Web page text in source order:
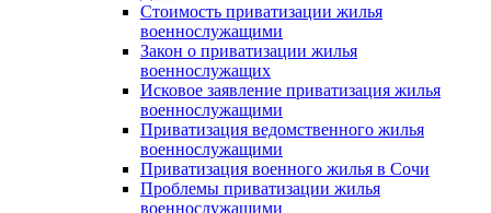
Стоимость приватизации жилья
военнослужащими
Закон о приватизации жилья
военнослужащих
Исковое заявление приватизация жилья
военнослужащими
Приватизация ведомственного жилья
военнослужащими
Приватизация военного жилья в Сочи
Проблемы приватизации жилья
военнослужащими